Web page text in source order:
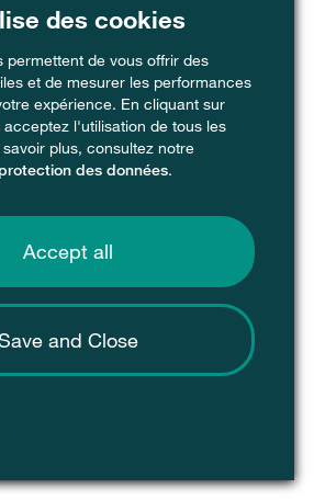
les points de collecte
proches de vous grâce à notre
Map
du
ou de la
des déchets
des cookies
permettent de vous offrir des
et de mesurer les performances
expérience. En cliquant sur
acceptez l'utilisation de tous les
plus, consultez notre
des données.
Accept all
and Close